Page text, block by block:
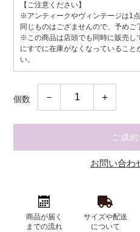
価
格
【ご注意ください】
※アンティークやヴィンテージは1
同じものはござませんので、予めご
※この商品は店頭でも同時に販売し
にすでに在庫がなくなっていること
い。
個数
ご成
お問い合わ
商品が届く
までの流れ
サイズや配送
について